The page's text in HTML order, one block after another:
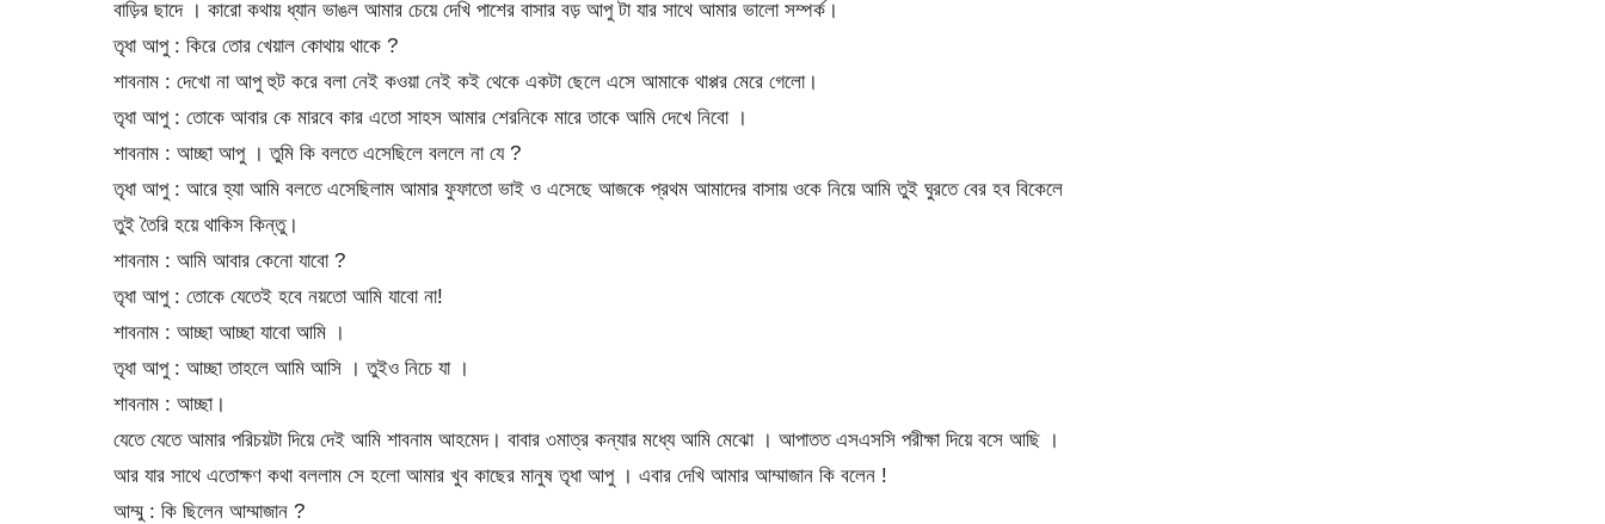
বাড়ির ছাদে । কারো কথায় ধ্যান ভাঙল আমার চেয়ে দেখি পাশের বাসার বড় আপু টা যার সাথে আমার ভালো সম্পর্ক।
তৃধা আপু : কিরে তোর খেয়াল কোথায় থাকে ?
শাবনাম : দেখো না আপু হুট করে বলা নেই কওয়া নেই কই থেকে একটা ছেলে এসে আমাকে থাপ্পর মেরে গেলো।
তৃধা আপু : তোকে আবার কে মারবে কার এতো সাহস আমার শেরনিকে মারে তাকে আমি দেখে নিবো ।
শাবনাম : আচ্ছা আপু । তুমি কি বলতে এসেছিলে বললে না যে ?
তৃধা আপু : আরে হ্যা আমি বলতে এসেছিলাম আমার ফুফাতো ভাই ও এসেছে আজকে প্রথম আমাদের বাসায় ওকে নিয়ে আমি তুই ঘুরতে বের হব বিকেলে
তুই তৈরি হয়ে থাকিস কিন্তু।
শাবনাম : আমি আবার কেনো যাবো ?
তৃধা আপু : তোকে যেতেই হবে নয়তো আমি যাবো না!
শাবনাম : আচ্ছা আচ্ছা যাবো আমি ।
তৃধা আপু : আচ্ছা তাহলে আমি আসি । তুইও নিচে যা ।
শাবনাম : আচ্ছা।
যেতে যেতে আমার পরিচয়টা দিয়ে দেই আমি শাবনাম আহমেদ। বাবার ৩মাত্র কন্যার মধ্যে আমি মেঝো । আপাতত এসএসসি পরীক্ষা দিয়ে বসে আছি ।
আর যার সাথে এতোক্ষণ কথা বললাম সে হলো আমার খুব কাছের মানুষ তৃধা আপু । এবার দেখি আমার আম্মাজান কি বলেন !
আম্মু : কি ছিলেন আম্মাজান ?